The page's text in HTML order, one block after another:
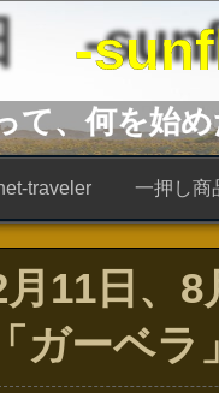
-
、何を始
traveler 一押し商
月11日、8
ガーベラ」